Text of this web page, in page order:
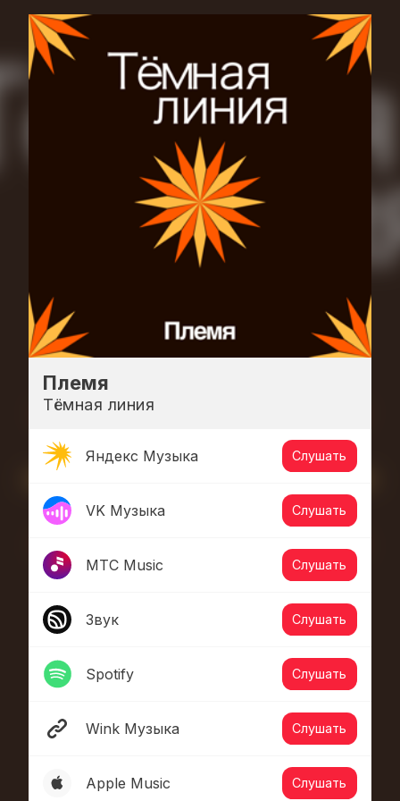
Племя
Тёмная линия
Яндекс Музыка Слушать
VK Музыка Слушать
МТС Music Слушать
Звук Слушать
Spotify Слушать
Wink Музыка Слушать
Apple Music Слушать